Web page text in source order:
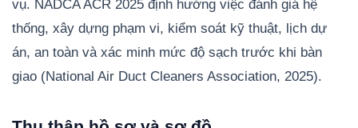
vụ. NADCA ACR 2025 định hướng việc đánh giá hệ
thống, xây dựng phạm vi, kiểm soát kỹ thuật, lịch dự
án, an toàn và xác minh mức độ sạch trước khi bàn
giao (National Air Duct Cleaners Association, 2025).